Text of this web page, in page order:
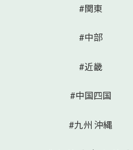
#関東
#中部
#近畿
#中国四国
#九州 沖縄